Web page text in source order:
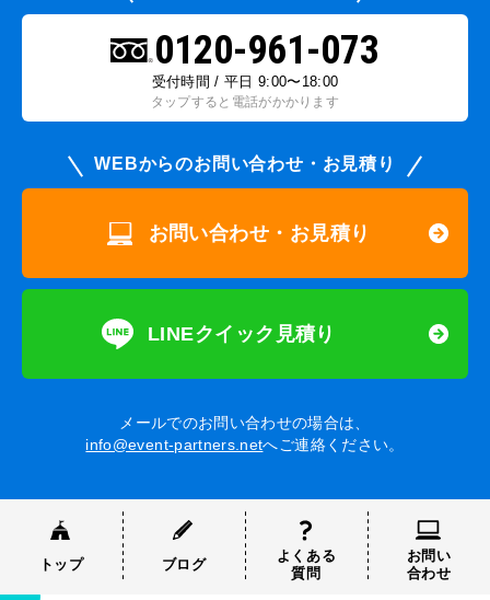
0120-961-073
受付時間 / 平日 9:00〜18:00
タップすると電話がかかります
WEBからのお問い合わせ・お見積り
お問い合わせ・お見積り
LINEクイック見積り
メールでのお問い合わせの場合は、
info@event-partners.netへご連絡ください。
トップ ブログ
よくある
質問
お問い
合わせ